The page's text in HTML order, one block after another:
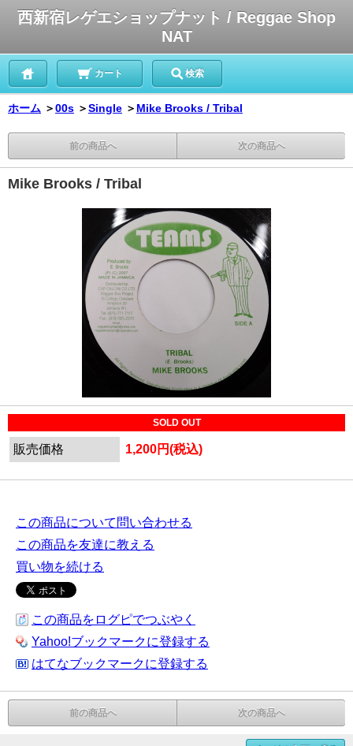
西新宿レゲエショップナット / Reggae Shop
NAT
カート 検索
ホーム ＞00s ＞Single ＞ Mike Brooks / Tribal
前の商品へ 次の商品へ
Mike Brooks / Tribal
SOLD OUT
販売価格 1,200円(税込)
この商品について問い合わせる
この商品を友達に教える
買い物を続ける
この商品をログピでつぶやく
Yahoo!ブックマークに登録する
はてなブックマークに登録する
前の商品へ 次の商品へ